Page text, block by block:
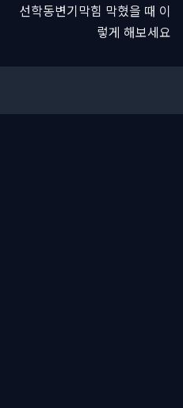
선학동변기막힘 막혔을 때 이
렇게 해보세요